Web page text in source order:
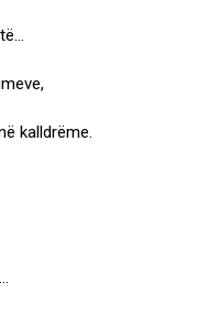
kalldrëme.